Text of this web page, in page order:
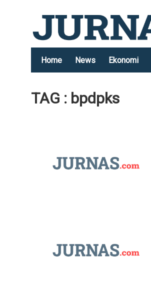
Home News Ekonomi
TAG : bpdpks